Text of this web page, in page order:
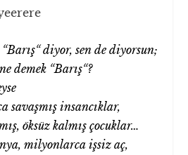
diyor, sen de diyorsun;
demek “Barış“?
savaşmış insancıklar,
öksüz kalmış çocuklar…
milyonlarca işsiz aç,